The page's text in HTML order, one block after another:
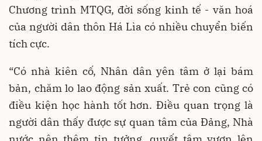
Chương trình MTQG, đời sống kinh tế - văn hoá
của người dân thôn Há Lìa có nhiều chuyển biến
tích cực.
“Có nhà kiên cố, Nhân dân yên tâm ở lại bám
bản, chăm lo lao động sản xuất. Trẻ con cũng có
điều kiện học hành tốt hơn. Điều quan trọng là
người dân thấy được sự quan tâm của Đảng, Nhà